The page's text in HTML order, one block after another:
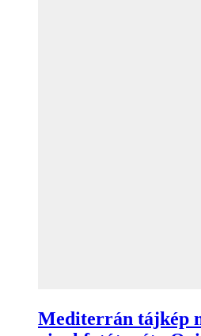
Mediterrán tájkép